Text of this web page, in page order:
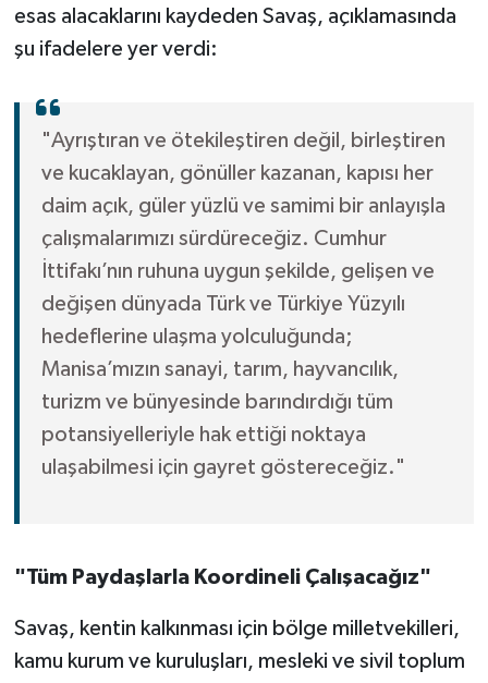
esas alacaklarını kaydeden Savaş, açıklamasında
şu ifadelere yer verdi:
"Ayrıştıran ve ötekileştiren değil, birleştiren
ve kucaklayan, gönüller kazanan, kapısı her
daim açık, güler yüzlü ve samimi bir anlayışla
çalışmalarımızı sürdüreceğiz. Cumhur
İttifakı’nın ruhuna uygun şekilde, gelişen ve
değişen dünyada Türk ve Türkiye Yüzyılı
hedeflerine ulaşma yolculuğunda;
Manisa’mızın sanayi, tarım, hayvancılık,
turizm ve bünyesinde barındırdığı tüm
potansiyelleriyle hak ettiği noktaya
ulaşabilmesi için gayret göstereceğiz."
"Tüm Paydaşlarla Koordineli Çalışacağız"
Savaş, kentin kalkınması için bölge milletvekilleri,
kamu kurum ve kuruluşları, mesleki ve sivil toplum